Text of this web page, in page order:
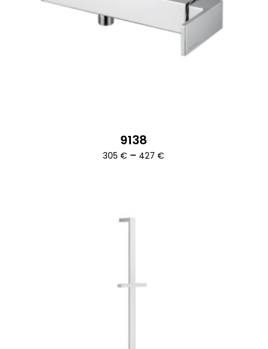
9138
305€ – 427€